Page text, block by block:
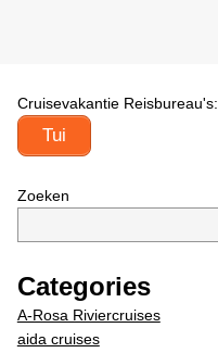
Cruisevakantie Reisbureau's:
Tui
Zoeken
Categories
A-Rosa Riviercruises
aida cruises